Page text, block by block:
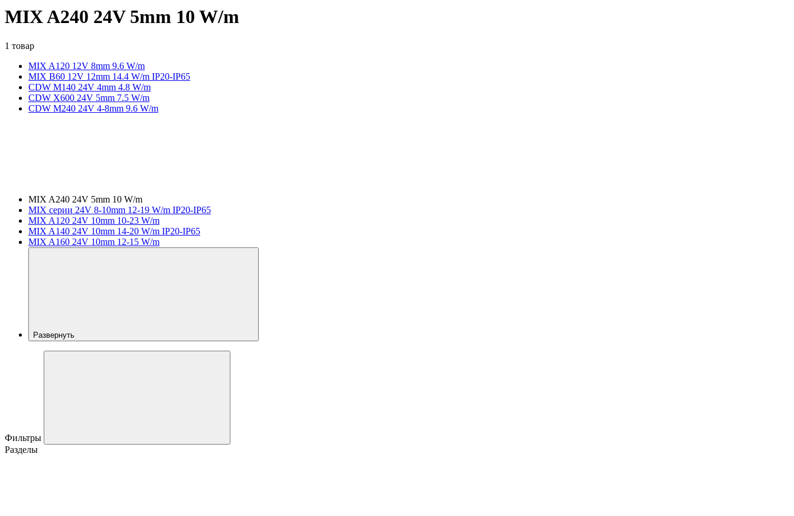
MIX A240 24V 5mm 10 W/m
1 товар
MIX A120 12V 8mm 9.6 W/m
MIX B60 12V 12mm 14.4 W/m IP20-IP65
CDW M140 24V 4mm 4.8 W/m
CDW X600 24V 5mm 7.5 W/m
CDW M240 24V 4-8mm 9.6 W/m
MIX A240 24V 5mm 10 W/m
MIX серии 24V 8-10mm 12-19 W/m IP20-IP65
MIX A120 24V 10mm 10-23 W/m
MIX A140 24V 10mm 14-20 W/m IP20-IP65
MIX A160 24V 10mm 12-15 W/m
Развернуть
Фильтры
Разделы